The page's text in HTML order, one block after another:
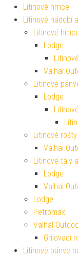
Litinové hrnce
Litinové nádobí
Litinové
Lodge
Valhal
Litinové
Lodge
Litinové rošty
Valhal
Litinové tály
Lodge
Valhal
Lodge
Petromax
Valhal
Grilovací
Litinové pánve